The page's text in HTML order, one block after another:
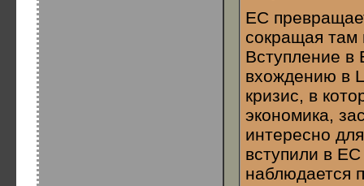
ЕС
сокращая там
Вступление в
вхождению в
кризис, в
экономика,
интересно
вступили в
наблюдается